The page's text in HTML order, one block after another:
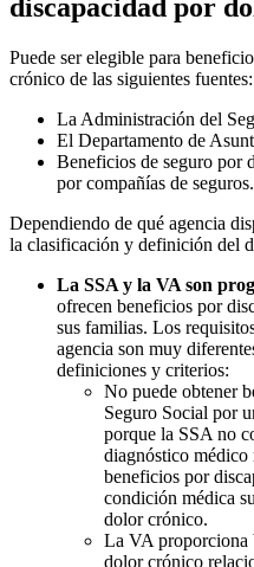
discapacidad por
Puede ser elegible para
crónico de las siguientes fuentes:
La Administración del
El Departamento de
Beneficios de seguro por
por compañías de seguros.
Dependiendo de qué agencia
la clasificación y definición del
La SSA y la VA son
ofrecen beneficios por
sus familias. Los
agencia son muy
definiciones y criterios:
No puede obtener
Seguro Social por
porque la SSA no
diagnóstico médico
beneficios por
condición médica
dolor crónico.
La VA proporciona
dolor crónico